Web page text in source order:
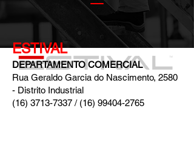
ESTIVAL
DEPARTAMENTO COMERCIAL
Rua Geraldo Garcia do Nascimento, 2580
- Distrito Industrial
(16) 3713-7337 / (16) 99404-2765